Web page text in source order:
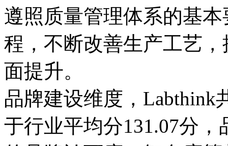
遵照质量管理体系的基
程，不断改善生产工艺
面提升。
品牌建设维度，Labthink
于行业平均分131.07分